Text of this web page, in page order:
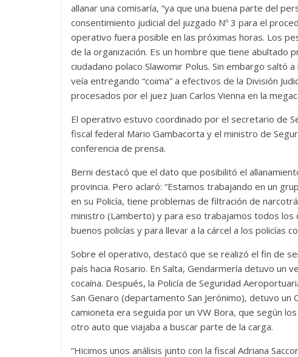
allanar una comisaría, “ya que una buena parte del
consentimiento judicial del juzgado Nº 3 para el
operativo fuera posible en las próximas horas. Los
de la organización. Es un hombre que tiene abultado
ciudadano polaco Slawomir Polus. Sin embargo saltó
veía entregando “coima” a efectivos de la División
procesados por el juez Juan Carlos Vienna en la
El operativo estuvo coordinado por el secretario de
fiscal federal Mario Gambacorta y el ministro de
conferencia de prensa.
Berni destacó que el dato que posibilitó el
provincia. Pero aclaró: “Estamos trabajando en un
en su Policía, tiene problemas de filtración de
ministro (Lamberto) y para eso trabajamos todos
buenos policías y para llevar a la cárcel a los policías
Sobre el operativo, destacó que se realizó el fin de
país hacia Rosario. En Salta, Gendarmería detuvo un
cocaína. Después, la Policía de Seguridad
San Genaro (departamento San Jerónimo), detuvo
camioneta era seguida por un VW Bora, que según
otro auto que viajaba a buscar parte de la carga.
“Hicimos unos análisis junto con la fiscal Adriana